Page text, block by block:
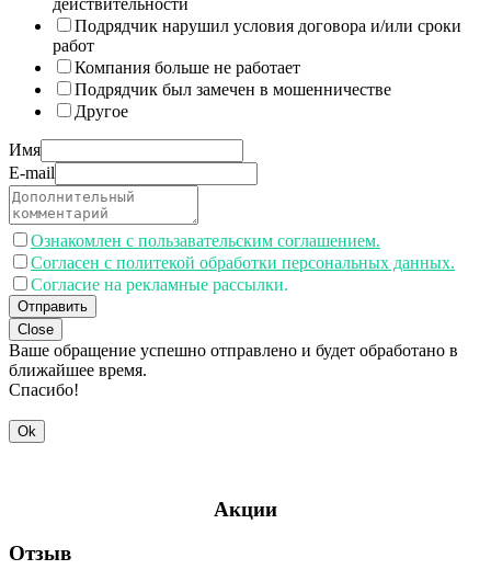
Подрядчик нарушил условия договора и/или сроки
работ
Компания больше не работает
Подрядчик был замечен в мошенничестве
Другое
Имя
E-mail
Ознакомлен с пользавательским соглашением.
Согласен с политекой обработки персональных данных.
Согласие на рекламные рассылки.
Отправить
Close
Ваше обращение успешно отправлено и будет обработано в
ближайшее время.
Спасибо!
Ok
Акции
Отзыв